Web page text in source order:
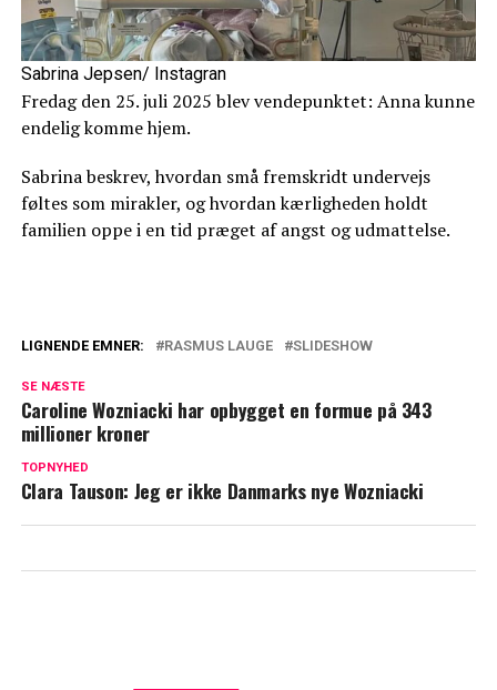
Sabrina Jepsen/ Instagran
Fredag den 25. juli 2025 blev vendepunktet: Anna kunne
endelig komme hjem.
Sabrina beskrev, hvordan små fremskridt undervejs
føltes som mirakler, og hvordan kærligheden holdt
familien oppe i en tid præget af angst og udmattelse.
'på bænken'
Mange ved det ikke: Sådan besluttes det
LIGNENDE EMNER: RASMUS LAUGE SLIDESHOW
SE NÆSTE
Caroline Wozniacki har opbygget en formue på 343
millioner kroner
TOPNYHED
Clara Tauson: Jeg er ikke Danmarks nye Wozniacki